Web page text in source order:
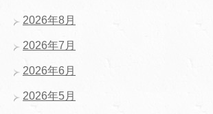
2026年8月
2026年7月
2026年6月
2026年5月